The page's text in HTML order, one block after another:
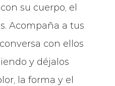
su cuerpo, el
Acompaña a tus
con ellos
y déjalos
la forma y el